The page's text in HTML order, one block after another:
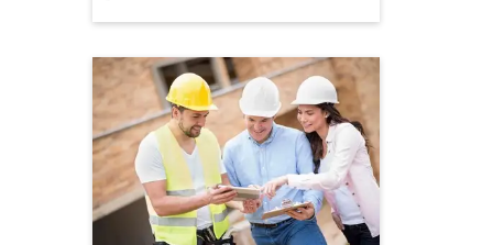
ENCONTRO ACADÊMICO/AVALIAÇÃO
6
Engenharia Civil
Detalhes do curso
Ir para Inscrição